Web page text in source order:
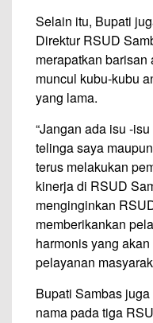
Selain itu, Bupati
Direktur RSUD
merapatkan
muncul kubu-kubu
yang lama.
“Jangan ada isu -
telinga saya
terus melakukan
kinerja di RSUD
menginginkan
memberikankan
harmonis yang
pelayanan
Bupati Sambas
nama pada tiga